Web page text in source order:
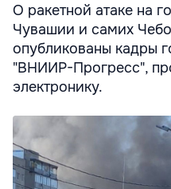
О ракетной атаке на
Чувашии и самих
опубликованы кадры
"ВНИИР-Прогресс",
электронику.